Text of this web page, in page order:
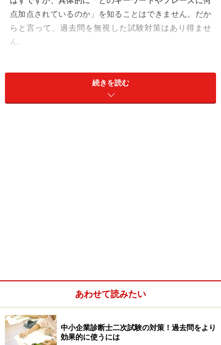
点加点されているのか」を知ることはできません。だか
らと言って、過去問を無視した試験対策はあり得ませ
ん。
向を踏襲した上で、新しい試験問題を作成するからで
す。むしろ、正解が存在せず採点基準も不透明であるが
続きを読む
あわせて読みたい
中小企業診断士二次試験の対策！過去問をより
効果的に使うには